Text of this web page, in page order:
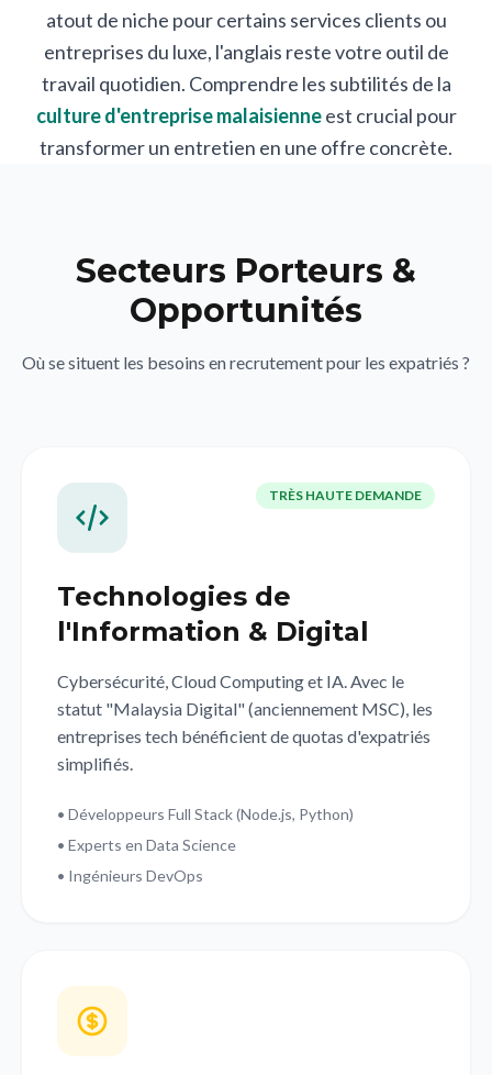
atout de niche pour certains services clients ou
entreprises du luxe, l'anglais reste votre outil de
travail quotidien. Comprendre les subtilités de la
culture d'entreprise malaisienneest crucial pour
transformer un entretien en une offre concrète.
Secteurs Porteurs &
Opportunités
Où se situent les besoins en recrutement pour les expatriés ?
TRÈS HAUTE DEMANDE
Technologies de
l'Information & Digital
Cybersécurité, Cloud Computing et IA. Avec le
statut "Malaysia Digital" (anciennement MSC), les
entreprises tech bénéficient de quotas d'expatriés
simplifiés.
• Développeurs Full Stack (Node.js, Python)
• Experts en Data Science
• Ingénieurs DevOps